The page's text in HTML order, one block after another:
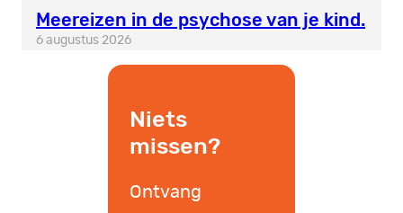
Meereizen in de psychose van je kind.
6 augustus 2026
Niets
missen?
Ontvang